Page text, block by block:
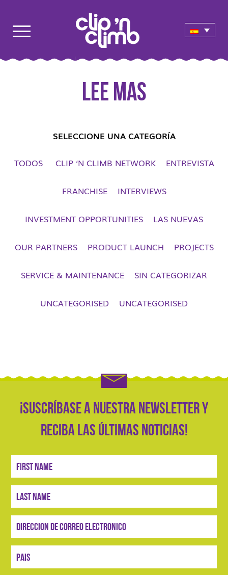
Lee mas
SELECCIONE UNA CATEGORÍA
TODOS CLIP ‘N CLIMB NETWORK ENTREVISTA
FRANCHISE INTERVIEWS
INVESTMENT OPPORTUNITIES LAS NUEVAS
OUR PARTNERS PRODUCT LAUNCH PROJECTS
SERVICE & MAINTENANCE SIN CATEGORIZAR
UNCATEGORISED UNCATEGORISED
¡Suscríbase a nuestra newsletter y
reciba las últimas noticias!
Inscríbase